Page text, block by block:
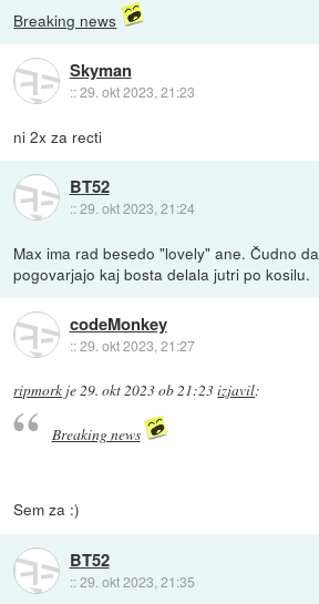
Breaking news
Skyman
::29. okt 2023, 21:23
ni 2x za recti
BT52
::29. okt 2023, 21:24
Max ima rad besedo "lovely" ane. Čudno
pogovarjajo kaj bosta delala jutri po kosilu.
codeMonkey
::29. okt 2023, 21:27
ripmork je29. okt 2023 ob 21:23izjavil:
Breaking news
Sem za :)
BT52
::29. okt 2023, 21:35